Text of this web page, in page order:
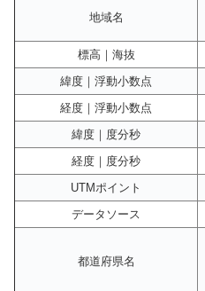
地域名
標高｜海抜
緯度｜浮動小数点
経度｜浮動小数点
緯度｜度分秒
経度｜度分秒
UTMポイント
データソース
都道府県名